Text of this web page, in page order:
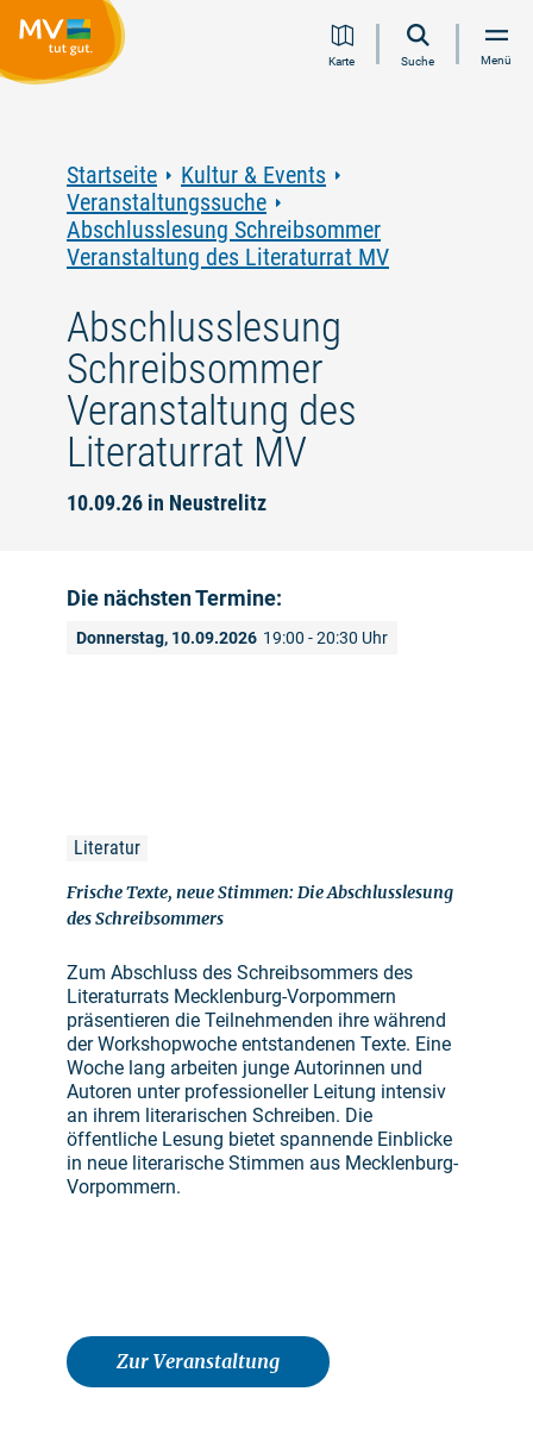
Inhalt
Navigation
Volltextsuche
FooterKarte Suche Menü
Startseite
Kultur & Events
Veranstaltungssuche
Abschlusslesung Schreibsommer
Veranstaltung des Literaturrat MV
Abschlusslesung
Schreibsommer
Veranstaltung des
Literaturrat MV
10.09.26 in Neustrelitz
Die nächsten Termine:
Donnerstag, 10.09.2026 19:00 - 20:30 Uhr
Literatur
Frische Texte, neue Stimmen: Die Abschlusslesung
des Schreibsommers
Zum Abschluss des Schreibsommers des
Literaturrats Mecklenburg-Vorpommern
präsentieren die Teilnehmenden ihre während
der Workshopwoche entstandenen Texte. Eine
Woche lang arbeiten junge Autorinnen und
Autoren unter professioneller Leitung intensiv
an ihrem literarischen Schreiben. Die
öffentliche Lesung bietet spannende Einblicke
in neue literarische Stimmen aus Mecklenburg-
Vorpommern.
Zur Veranstaltung